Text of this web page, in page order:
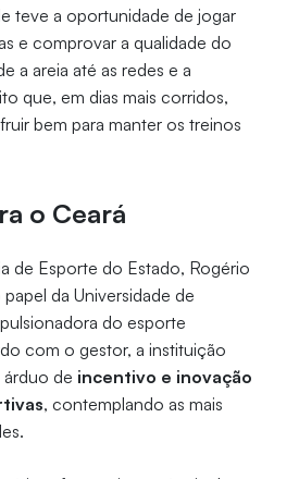
teve a oportunidade de jogar
e comprovar a qualidade do
a areia até as redes e a
que, em dias mais corridos,
bem para manter os treinos
o Ceará
de Esporte do Estado, Rogério
da Universidade de
do esporte
com o gestor, a instituição
de incentivo e inovação
, contemplando as mais